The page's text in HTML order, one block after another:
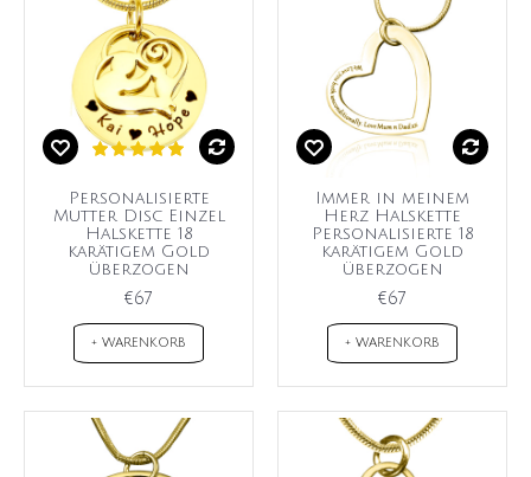
Personalisierte
Mutter Disc Einzel
Halskette 18
karätigem Gold
überzogen
€67
+ WARENKORB
Immer in meinem
Herz Halskette
Personalisierte 18
karätigem Gold
überzogen
€67
+ WARENKORB